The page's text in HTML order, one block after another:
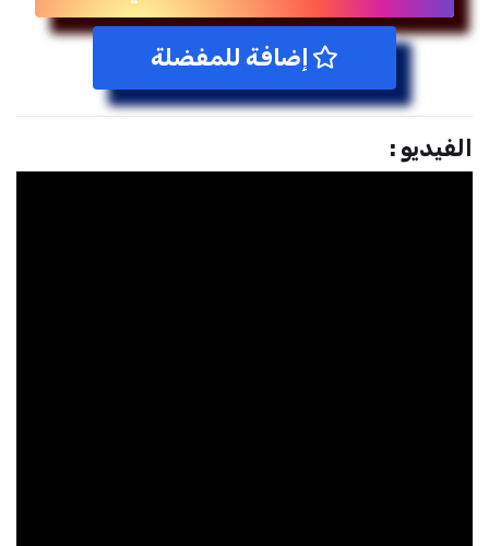
إضافة للمفضلة
الفيديو :